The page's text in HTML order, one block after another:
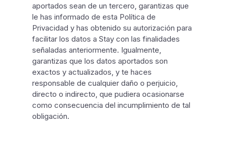
aportados sean de un tercero, garantizas que
le has informado de esta Política de
Privacidad y has obtenido su autorización para
facilitar los datos a Stay con las finalidades
señaladas anteriormente. Igualmente,
garantizas que los datos aportados son
exactos y actualizados, y te haces
responsable de cualquier daño o perjuicio,
directo o indirecto, que pudiera ocasionarse
como consecuencia del incumplimiento de tal
obligación.